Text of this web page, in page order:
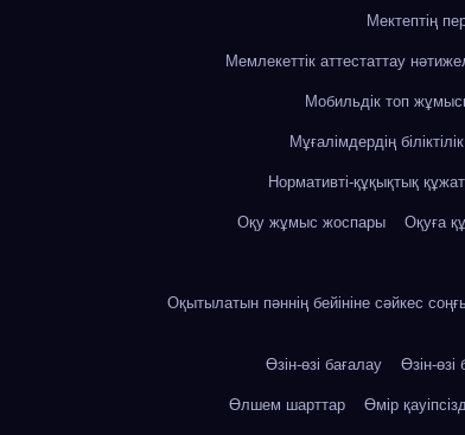
Мектептің
Мемлекеттік аттестаттау
Мобильдік топ
Мұғалімдердің
Нормативті-құқықтық
Оқу жұмыс жоспары Оқуға
Оқытылатын пәннің бейініне сәйкес
Өзін-өзі бағалау Өзін-
Өлшем шарттар Өмір